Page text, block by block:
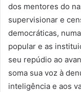
dos mentores do
supervisionar e
democráticas,
popular e as
seu repúdio ao
soma sua voz à
inteligência e aos